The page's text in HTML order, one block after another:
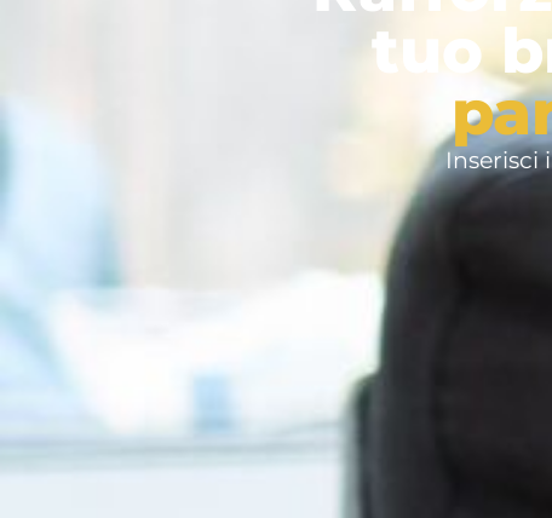
tuo
Inserisci